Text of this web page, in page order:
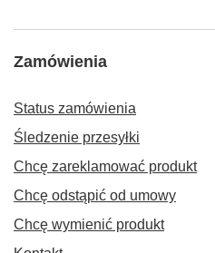
Zamówienia
Status zamówienia
Śledzenie przesyłki
Chcę zareklamować produkt
Chcę odstąpić od umowy
Chcę wymienić produkt